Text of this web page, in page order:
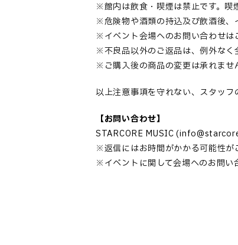
※館内は飲食・喫煙は禁止です。喫
※危険物や酒類の持込及び飲酒後、
※イベント会場へのお問い合わせは
※不良品以外のご返品は、例外なく
※ご購入後の商品の変更は承れませ
以上注意事項を守れない、スタッフ
【お問い合わせ】
STARCORE MUSIC
※返信にはお時間がかかる可能性が
※イベントに関して会場へのお問い